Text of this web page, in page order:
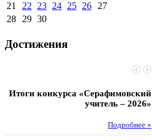
21
22 23 24 25 26 27
28 29 30
Достижения
Итоги конкурса «Серафимовский
учитель – 2026»
Подробнее »